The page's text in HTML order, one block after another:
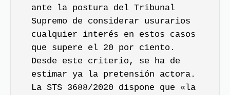
ante la postura del Tribunal
Supremo de considerar usurarios
cualquier interés en estos casos
que supere el 20 por ciento.
Desde este criterio, se ha de
estimar ya la pretensión actora.
La STS 3688/2020 dispone que «la